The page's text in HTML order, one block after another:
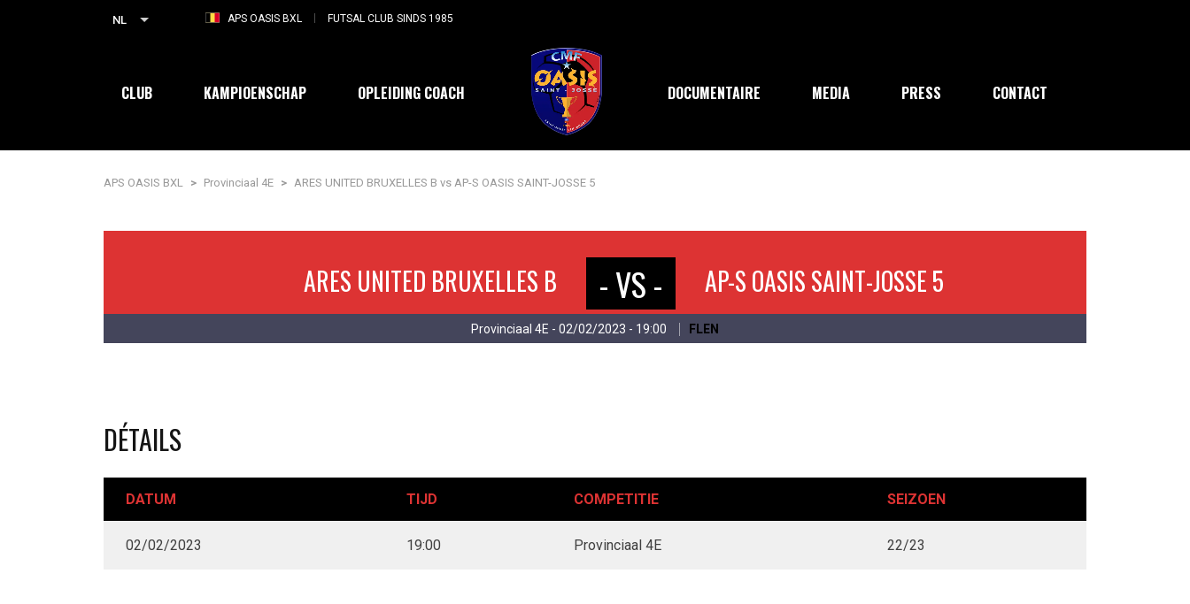
NL APS OASIS BXL FUTSAL CLUB SINDS 1985
CLUB KAMPIOENSCHAP OPLEIDING COACH DOCUMENTAIRE MEDIA PRESS CONTACT
APS OASIS BXL > Provinciaal 4E > ARES UNITED BRUXELLES B vs AP-S OASIS SAINT-JOSSE 5
ARES UNITED BRUXELLES B - VS - AP-S OASIS SAINT-JOSSE 5
Provinciaal 4E - 02/02/2023 - 19:00 FLEN
DÉTAILS
DATUM TIJD COMPETITIE SEIZOEN
02/02/2023 19:00 Provinciaal 4E 22/23